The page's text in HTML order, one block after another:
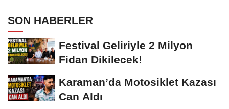
SON HABERLER
Festival Geliriyle 2 Milyon
Fidan Dikilecek!
Karaman’da Motosiklet Kazası
Can Aldı